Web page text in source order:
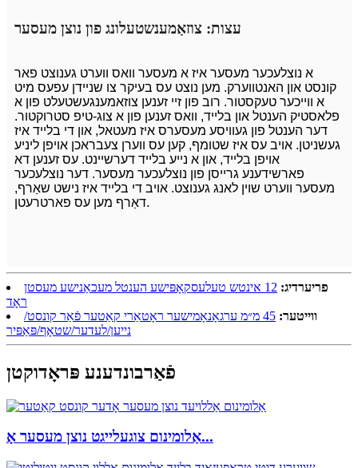
עצות: צוזאַמענשטעלונג פון נוצן מעסער
א נוצלעכער מעסער איז א מעסער וואס ווערט גענוצט פאר
קונסט און האנטווערק. מען נוצט עס בעיקר צו שניידן עפעס מיט
א ווייכער טעקסטור. רוב פון זיי זענען צוזאמענגעשטעלט פון א
פלאסטיק הענטל און בלייד, וואס זענען פון א צוג-טיפ סטרוקטור.
דער הענטל פון געוויסע מעסערס איז מעטאל, און די בלייד איז
געשניטן. אויב עס איז שטומף, קען עס ווערן צעבראכן אויפן ליניע
אויפן בלייד, און א נייע בלייד דערשיינט. עס זענען דא
פארשידענע גרייסן פון נוצלעכער מעסער. דער נוצלעכער
מעסער ווערט שוין לאנג גענוצט. אויב די בלייד איז נישט שאַרף,
דאַרף מען עס פארטרעטן.
פריערדיג:
12 אינטש טעלעסקאָפּישע הענטל מעכאַנישע מעסטן
ראָד
ווייטער:
45 מ״מ ערגאָנאָמישער ראָטאַרי קאַטער פֿאַר קונסט/
נייען/לעדער/שטאָף/פּאַפּיר
פֿאַרבונדענע פּראָדוקטן
אַלומינום צוגעלייגט נוצן מעסער אָ...